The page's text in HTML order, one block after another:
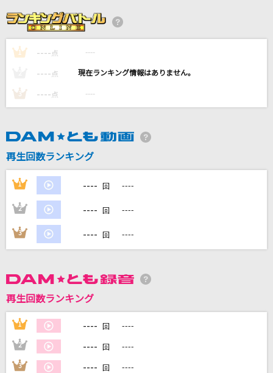
μ's
そばかす
JUDY AND MARY
lulu.
玉置浩二
カラオケ最新情報をチェック！
1 ---- 点 ----
---- 点 ----
3 ---- 点 ----
再生回数ランキング
1 ---- 回 ----
2 ---- 回 ----
3 ---- 回 ----
再生回数ランキング
1 ---- 回 ----
2 ---- 回 ----
3 ---- 回 ----